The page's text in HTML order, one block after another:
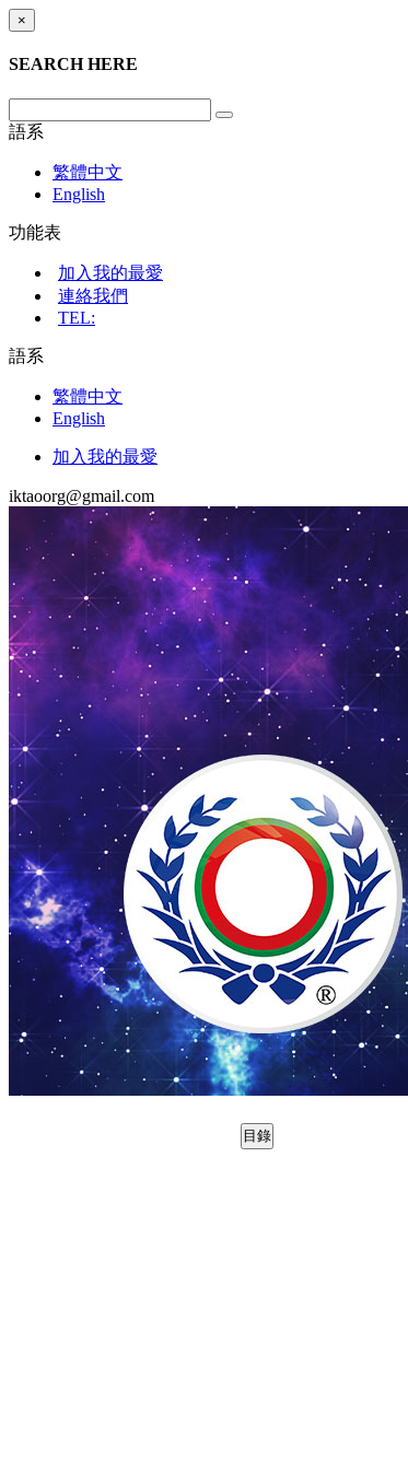
×
SEARCH HERE
語系
繁體中文
English
功能表
加入我的最愛
連絡我們
TEL:
語系
繁體中文
English
加入我的最愛
iktaoorg@gmail.com
目錄